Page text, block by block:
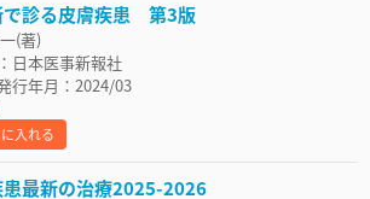
で診る皮膚疾患 第3版
(著)
日本医事新報社
行年月：2024/03
入れる
患最新の治療2025-2026